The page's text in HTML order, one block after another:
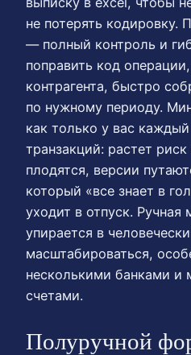
не потерять кодировку.
— полный контроль и
поправить код
контрагента, быстро
по нужному периоду.
как только у вас
транзакций: растет
плодятся, версии
который «все знает в
уходит в отпуск. Ручная
упирается в
масштабироваться,
несколькими банками и
счетами.
Полуручной